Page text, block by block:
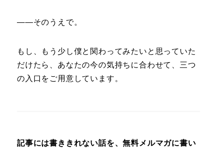
――そのうえで。
もし、もう少し僕と関わってみたいと思っていた
だけたら、あなたの今の気持ちに合わせて、三つ
の入口をご用意しています。
記事には書ききれない話を、無料メルマガに書い